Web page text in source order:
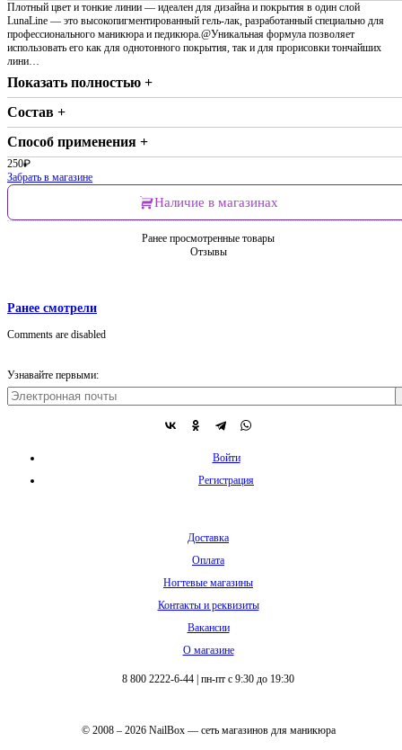
Плотный цвет и тонкие линии — идеален для дизайна и покрытия в один слой
LunaLine — это высокопигментированный гель-лак, разработанный специально для
профессионального маникюра и педикюра.@Уникальная формула позволяет
использовать его как для однотонного покрытия, так и для прорисовки тончайших
лини…
Показать полностью +
Состав +
Способ применения +
250₽
Забрать в магазине
Наличие в магазинах
Ранее просмотренные товары
Отзывы
Ранее смотрели
Comments are disabled
Узнавайте первыми:
Войти
Регистрация
Доставка
Оплата
Ногтевые магазины
Контакты и реквизиты
Вакансии
О магазине
8 800 2222-6-44 пн-пт с 9:30 до 19:30
© 2008 – 2026 NailBox — сеть магазинов для маникюра